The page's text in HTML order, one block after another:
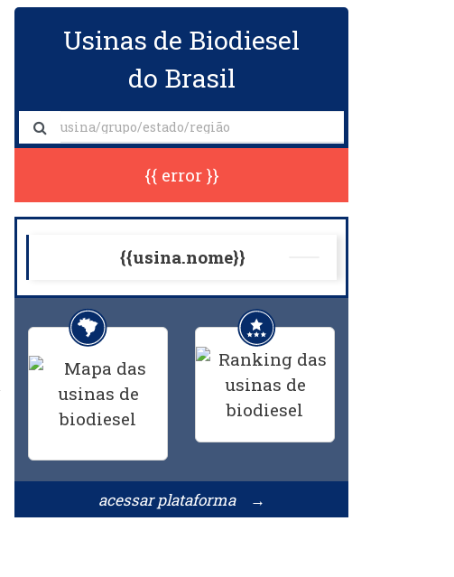
Usinas de Biodiesel
do Brasil
{{ error }}
{{usina.nome}}
acessar plataforma →